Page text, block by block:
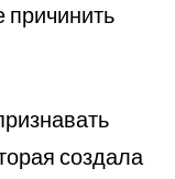
причинить
создала